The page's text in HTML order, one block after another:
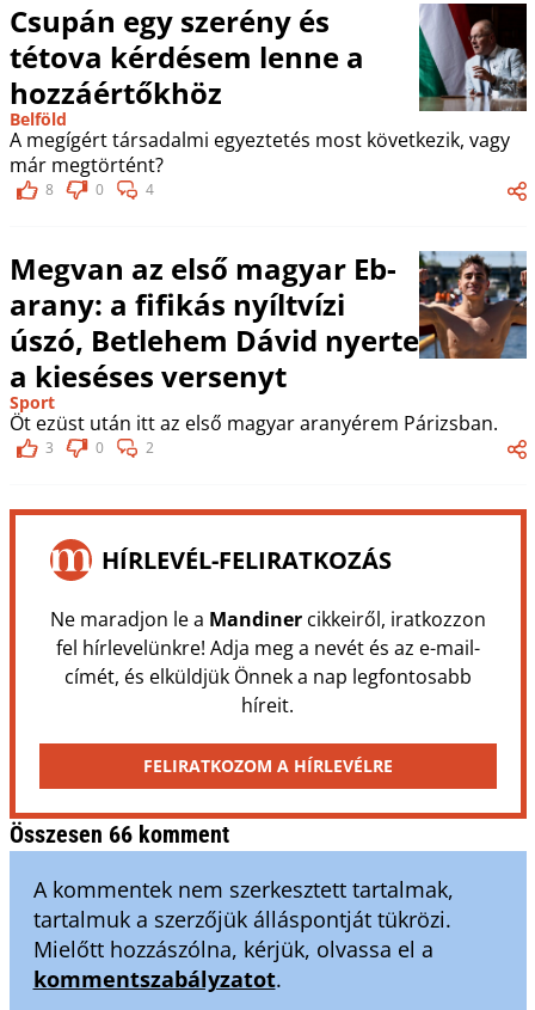
Csupán egy szerény és
tétova kérdésem lenne a
hozzáértőkhöz
Belföld
A megígért társadalmi egyeztetés most következik, vagy
már megtörtént?
8 0 4
Megvan az első magyar Eb-
arany: a fifikás nyíltvízi
úszó, Betlehem Dávid nyerte
a kieséses versenyt
Sport
Öt ezüst után itt az első magyar aranyérem Párizsban.
3 0 2
HÍRLEVÉL-FELIRATKOZÁS
Ne maradjon le a Mandinercikkeiről, iratkozzon
fel hírlevelünkre! Adja meg a nevét és az e-mail-
címét, és elküldjük Önnek a nap legfontosabb
híreit.
FELIRATKOZOM A HÍRLEVÉLRE
Összesen 66 komment
A kommentek nem szerkesztett tartalmak,
tartalmuk a szerzőjük álláspontját tükrözi.
Mielőtt hozzászólna, kérjük, olvassa el a
kommentszabályzatot.